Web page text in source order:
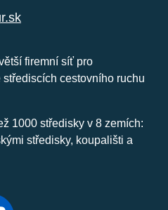
firemní síť pro
cestovního ruchu
1000 středisky v 8 zemích:
středisky, koupališti a